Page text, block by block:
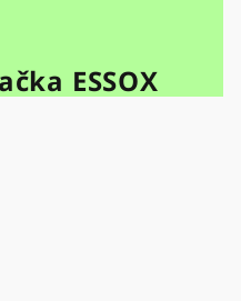
ESSOX